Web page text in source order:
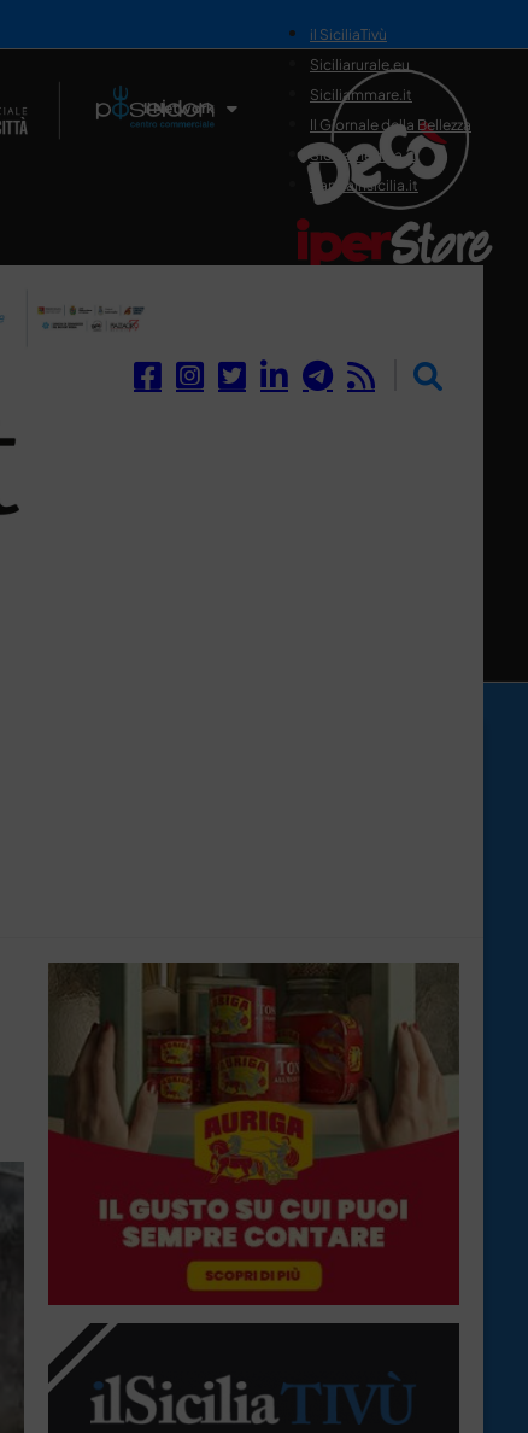
Il Network
il SiciliaTivù
Siciliarurale.eu
Siciliammare.it
Il Giornale della Bellezza
Siciliamedica.it
Sanitainsicilia.it